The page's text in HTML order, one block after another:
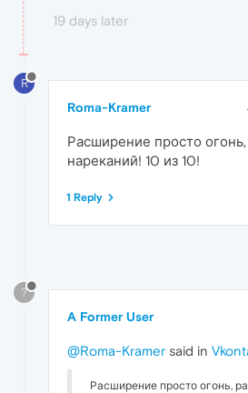
19 days later
R
Roma-Kramer
Расширение просто
нареканий! 10 из 10!
1 Reply
?
A Former User
@Roma-Kramer said in
Расширение просто огонь,